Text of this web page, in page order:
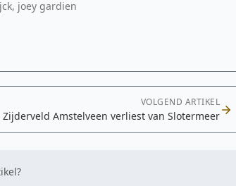
joey gardien
VOLGEND ARTIKEL
Zijderveld Amstelveen verliest van Slotermeer